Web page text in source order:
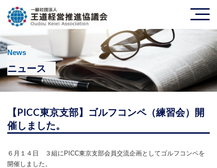
News
ニュース
【PICC東京支部】ゴルフコンペ（練習会）開
催しました。
６月１４日 ３組にPICC東京支部会員交流企画としてゴルフコンペを
開催しました。